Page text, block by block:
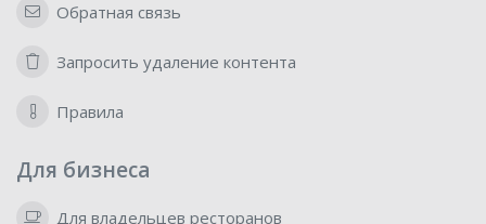
Обратная связь
Запросить удаление контента
Правила
Для бизнеса
Для владельцев ресторанов